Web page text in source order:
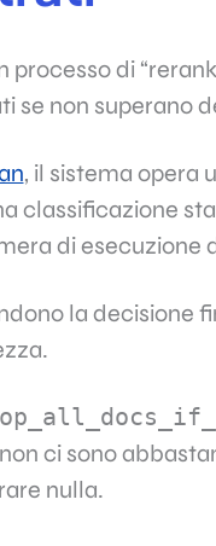
di
se non superano
, il sistema opera
classificazione
di esecuzione
la decisione
ci sono
nulla.